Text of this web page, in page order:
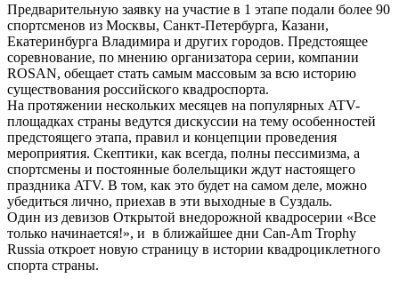
Предварительную заявку на участие в 1 этапе подали более 90
спортсменов из Москвы, Санкт-Петербурга, Казани,
Екатеринбурга Владимира и других городов. Предстоящее
соревнование, по мнению организатора серии, компании
ROSAN, обещает стать самым массовым за всю историю
существования российского квадроспорта.
На протяжении нескольких месяцев на популярных ATV-
площадках страны ведутся дискуссии на тему особенностей
предстоящего этапа, правил и концепции проведения
мероприятия. Скептики, как всегда, полны пессимизма, а
спортсмены и постоянные болельщики ждут настоящего
праздника ATV. В том, как это будет на самом деле, можно
убедиться лично, приехав в эти выходные в Суздаль.
Один из девизов Открытой внедорожной квадросерии «Все
только начинается!», и в ближайшее дни Can-Am Trophy
Russia откроет новую страницу в истории квадроциклетного
спорта страны.